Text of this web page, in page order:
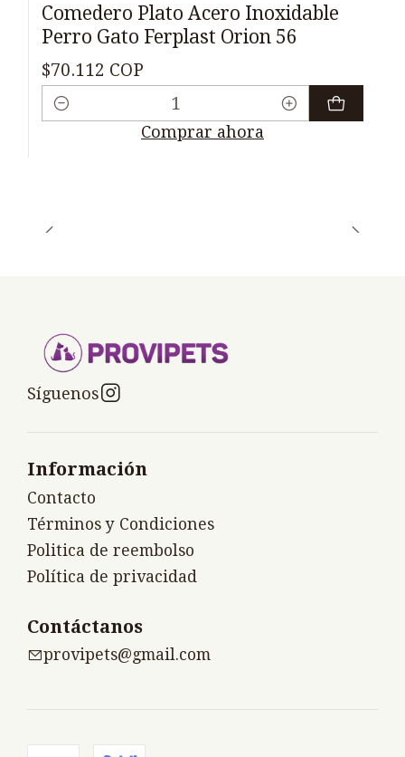
Comedero Plato Acero Inoxidable
Perro Gato Ferplast Orion 56
$70.112 COP
Cantidad
Comprar ahora
Síguenos
Información
Contacto
Términos y Condiciones
Politica de reembolso
Política de privacidad
Contáctanos
provipets@gmail.com